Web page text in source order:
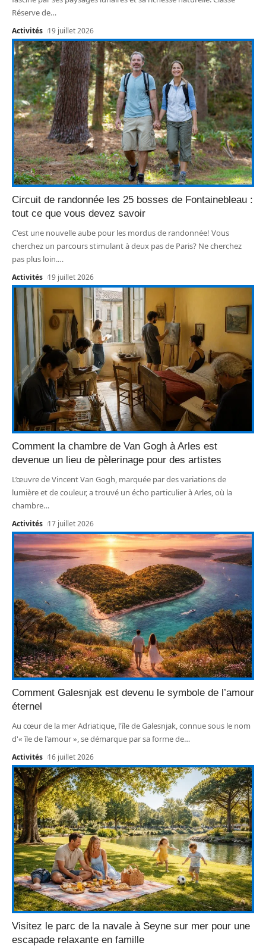
Réserve de…
Activités 19 juillet 2026
Circuit de randonnée les 25 bosses de Fontainebleau :
tout ce que vous devez savoir
C'est une nouvelle aube pour les mordus de randonnée! Vous
cherchez un parcours stimulant à deux pas de Paris? Ne cherchez
pas plus loin.…
Activités 19 juillet 2026
Comment la chambre de Van Gogh à Arles est
devenue un lieu de pèlerinage pour des artistes
L’œuvre de Vincent Van Gogh, marquée par des variations de
lumière et de couleur, a trouvé un écho particulier à Arles, où la
chambre…
Activités 17 juillet 2026
Comment Galesnjak est devenu le symbole de l’amour
éternel
Au cœur de la mer Adriatique, l'île de Galesnjak, connue sous le nom
d'« île de l'amour », se démarque par sa forme de…
Activités 16 juillet 2026
Visitez le parc de la navale à Seyne sur mer pour une
escapade relaxante en famille